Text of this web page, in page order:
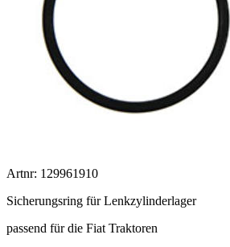
Artnr: 129961910
Sicherungsring für Lenkzylinderlager
passend für die Fiat Traktoren